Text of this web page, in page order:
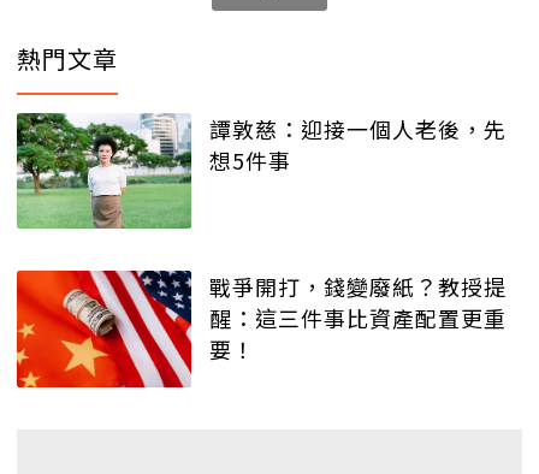
熱門文章
譚敦慈：迎接一個人老後，先
想5件事
戰爭開打，錢變廢紙？教授提
醒：這三件事比資產配置更重
要！